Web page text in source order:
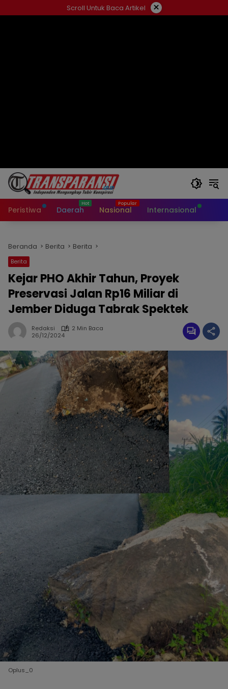
ke
Scroll Untuk Baca Artikel ×
Peristiwa Daerah Nasional Internasional
Beranda Berita Berita
Berita
Kejar PHO Akhir Tahun, Proyek
Preservasi Jalan Rp16 Miliar di
Jember Diduga Tabrak Spektek
Redaksi
2 Min Baca
26/12/2024
Oplus_0